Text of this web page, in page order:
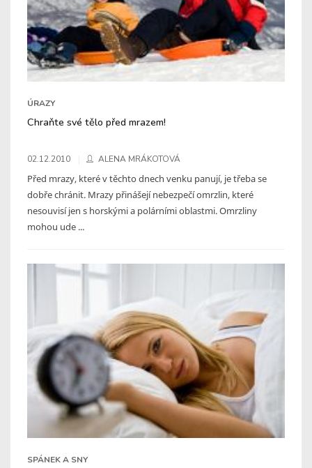
ÚRAZY
Chraňte své tělo před mrazem!
02.12.2010 ALENA MRÁKOTOVÁ
Před mrazy, které v těchto dnech venku panují, je třeba se
dobře chránit. Mrazy přinášejí nebezpečí omrzlin, které
nesouvisí jen s horskými a polárními oblastmi. Omrzliny
mohou ude ...
SPÁNEK A SNY